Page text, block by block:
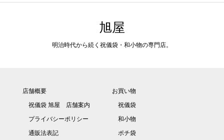
旭屋
明治時代から続く祝儀袋・和小物の専門店。
店舗概要
祝儀袋 旭屋 店舗案内
プライバシーポリシー
通販法表記
お買い物
祝儀袋
和小物
ポチ袋